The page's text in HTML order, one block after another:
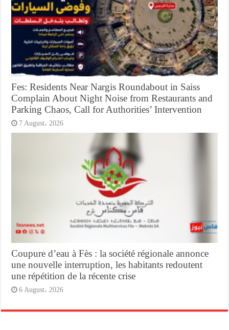
Fes: Residents Near Nargis Roundabout in Saiss
Complain About Night Noise from Restaurants and
Parking Chaos, Call for Authorities’ Intervention
7 August، 2026
Coupure d’eau à Fès : la société régionale annonce
une nouvelle interruption, les habitants redoutent
une répétition de la récente crise
6 August، 2026